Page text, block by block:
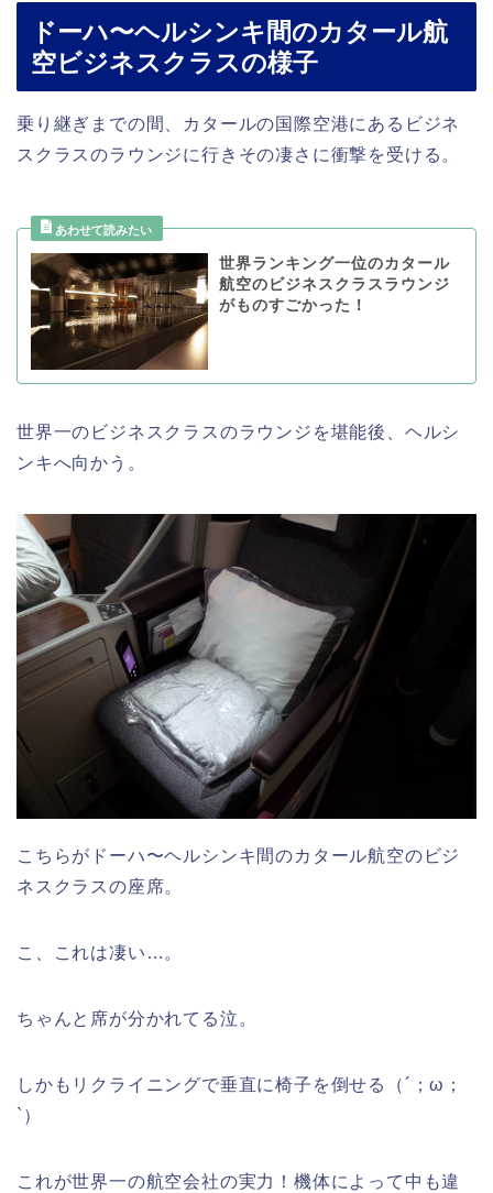
ドーハ〜ヘルシンキ間のカタール航
空ビジネスクラスの様子
乗り継ぎまでの間、カタールの国際空港にあるビジネ
スクラスのラウンジに行きその凄さに衝撃を受ける。
世界ランキング一位のカタール
航空のビジネスクラスラウンジ
がものすごかった！
世界一のビジネスクラスのラウンジを堪能後、ヘルシ
ンキへ向かう。
こちらがドーハ〜ヘルシンキ間のカタール航空のビジ
ネスクラスの座席。
こ、これは凄い…。
ちゃんと席が分かれてる泣。
しかもリクライニングで垂直に椅子を倒せる（´；ω；
`）
これが世界一の航空会社の実力！機体によって中も違